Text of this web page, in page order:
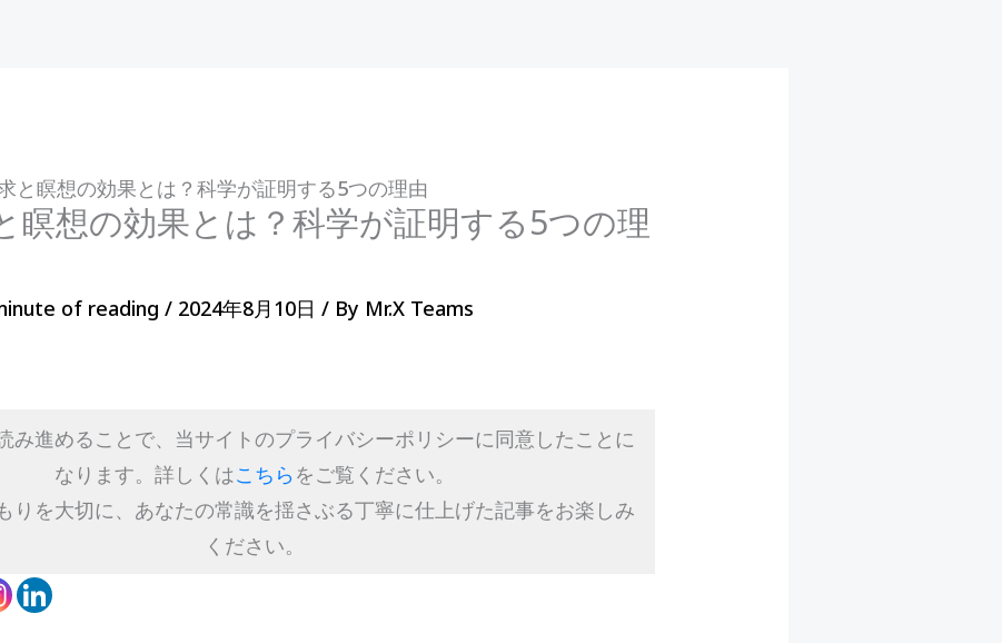
と瞑想の効果とは？科学が証明する5つの理由
瞑想の効果とは？科学が証明する5つの理
of reading / 2024年8月10日/ By Mr.X Teams
み進めることで、当サイトのプライバシーポリシーに同意したことに
なります。詳しくはこちら をご覧ください。
りを大切に、あなたの常識を揺さぶる丁寧に仕上げた記事をお楽しみ
ください。